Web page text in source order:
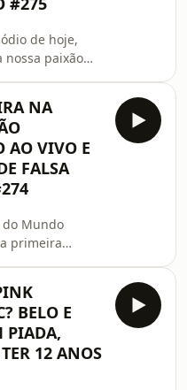
por
d
de hoje,
nossa paixão
Haiti (que quase
Leo Dias
da
home office,
Copa, e claro,
internet que
sabe
de bizarrice,
NA
AO VIVO E
FALSA
do Mundo
primeira
de abertura era
de
rolou no
(com direito a
e virando
traz
BELO E
PIADA,
12 ANOS